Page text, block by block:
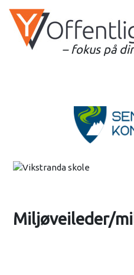
– fokus på
Miljøveileder/